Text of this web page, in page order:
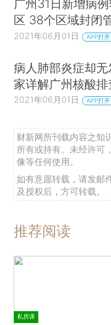
广州31日新增病
区 38个区域封闭
2021年06月01日 APP打开
病人肺部炎症却
家详解广州核酸
2021年06月01日 APP打开
财新网所刊载内容之知
所有或持有。未经许可
像等任何使用。
如有意愿转载，请发邮
及授权后，方可转载。
推荐阅读
私房课